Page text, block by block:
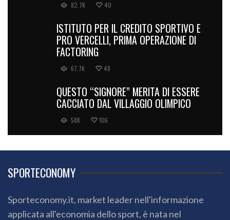
82.7K 40
ISTITUTO PER IL CREDITO SPORTIVO E
PRO VERCELLI, PRIMA OPERAZIONE DI
FACTORING
67.7K 48
QUESTO “SIGNORE” MERITA DI ESSERE
CACCIATO DAL VILLAGGIO OLIMPICO
58K 106
SPORTECONOMY
Sporteconomy.it, market leader nell'informazione
applicata all'economia dello sport, è nata nel